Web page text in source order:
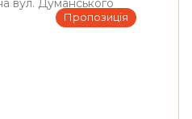
Пропозиція